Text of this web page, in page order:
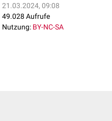
21.03.2024, 09:08
49.028 Aufrufe
Nutzung: BY-NC-SA